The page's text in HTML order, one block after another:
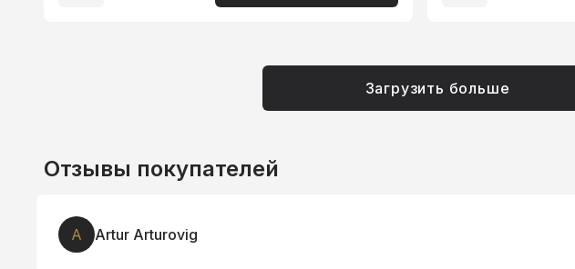
Загрузить больше
Отзывы покупателей
Z ztarilovo2012